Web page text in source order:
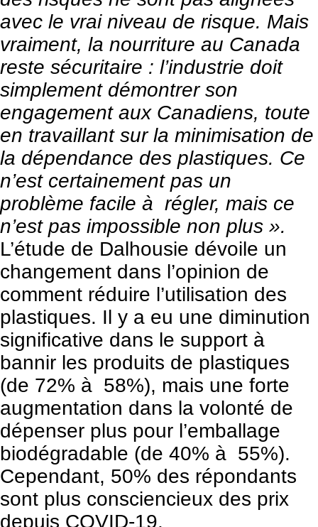
avec le vrai niveau de risque. Mais
vraiment, la nourriture au Canada
reste sécuritaire : l’industrie doit
simplement démontrer son
engagement aux Canadiens, toute
en travaillant sur la minimisation de
la dépendance des plastiques. Ce
n’est certainement pas un
problème facile à régler, mais ce
n’est pas impossible non plus ».
L’étude de Dalhousie dévoile un
changement dans l’opinion de
comment réduire l’utilisation des
plastiques. Il y a eu une diminution
significative dans le support à
bannir les produits de plastiques
(de 72% à 58%), mais une forte
augmentation dans la volonté de
dépenser plus pour l’emballage
biodégradable (de 40% à 55%).
Cependant, 50% des répondants
sont plus consciencieux des prix
depuis COVID-19.